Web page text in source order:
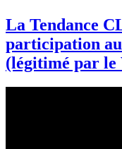
La Tendance
participation au
(légitimé par le